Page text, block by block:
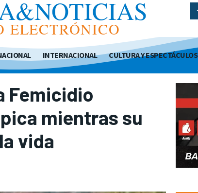
ELECTRÓNICO
INTERNACIONAL CULTURA Y ESPECTÁCULOS
Femicidio
mientras su
vida